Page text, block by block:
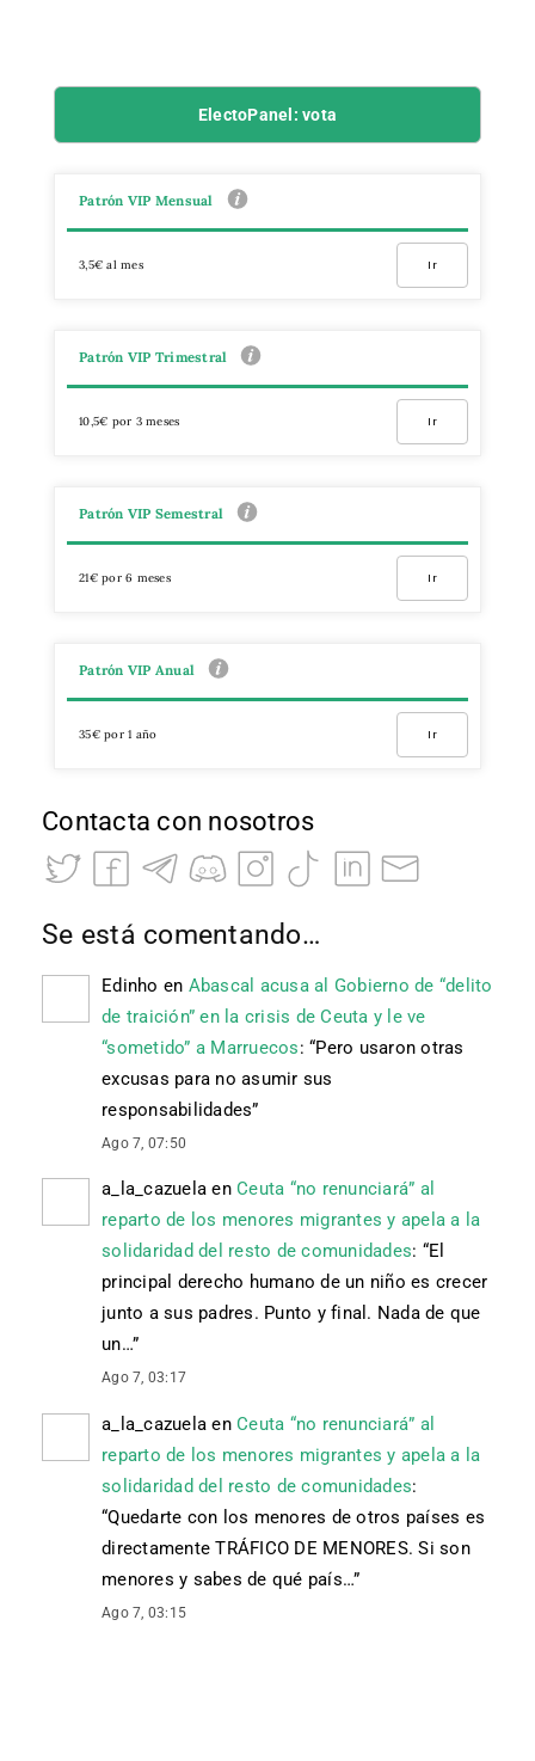
ElectoPanel: vota
Patrón VIP Mensual
3,5€ al mes Ir
Patrón VIP Trimestral
10,5€ por 3 meses Ir
Patrón VIP Semestral
21€ por 6 meses Ir
Patrón VIP Anual
35€ por 1 año Ir
Contacta con nosotros
Se está comentando…
Edinho en Abascal acusa al Gobierno de “delito
de traición” en la crisis de Ceuta y le ve
“sometido” a Marruecos: “Pero usaron otras
excusas para no asumir sus
responsabilidades”
Ago 7, 07:50
a_la_cazuela en Ceuta “no renunciará” al
reparto de los menores migrantes y apela a la
solidaridad del resto de comunidades: “El
principal derecho humano de un niño es crecer
junto a sus padres. Punto y final. Nada de que
un…”
Ago 7, 03:17
a_la_cazuela en Ceuta “no renunciará” al
reparto de los menores migrantes y apela a la
solidaridad del resto de comunidades:
“Quedarte con los menores de otros países es
directamente TRÁFICO DE MENORES. Si son
menores y sabes de qué país…”
Ago 7, 03:15